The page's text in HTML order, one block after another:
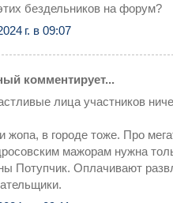
бездельников на форум?
г. в 09:07
комментирует...
лица участников
жопа, в городе тоже. Про
мажорам нужна
Потупчик. Оплачивают